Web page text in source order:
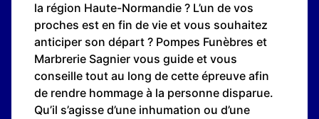
la région Haute-Normandie ? L’un de vos
proches est en fin de vie et vous souhaitez
anticiper son départ ? Pompes Funèbres et
Marbrerie Sagnier vous guide et vous
conseille tout au long de cette épreuve afin
de rendre hommage à la personne disparue.
Qu’il s’agisse d’une inhumation ou d’une